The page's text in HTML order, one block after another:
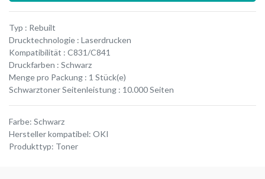
Typ : Rebuilt
Drucktechnologie : Laserdrucken
Kompatibilität : C831/C841
Druckfarben : Schwarz
Menge pro Packung : 1 Stück(e)
Schwarztoner Seitenleistung : 10.000 Seiten
Farbe: Schwarz
Hersteller kompatibel: OKI
Produkttyp: Toner